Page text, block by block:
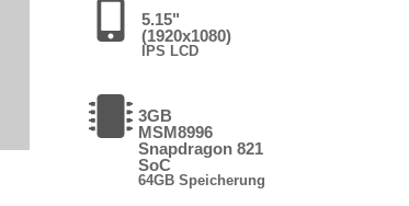
5.15"
(1920x1080)
IPS LCD
3GB
MSM8996
Snapdragon 821
SoC
64GB Speicherung